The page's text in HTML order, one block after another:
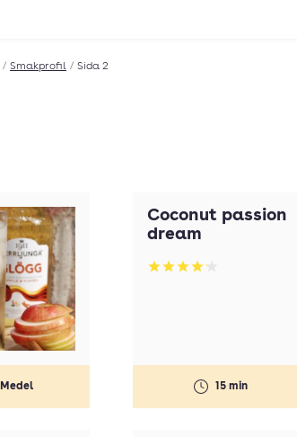
/ Smakprofil / Sida 2
Medel
Coconut passion
dream
Betyg: 4.12 av 5
15 min